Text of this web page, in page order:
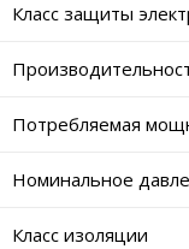
Класс защиты
Потребляемая
Номинальное
Класс изоляции